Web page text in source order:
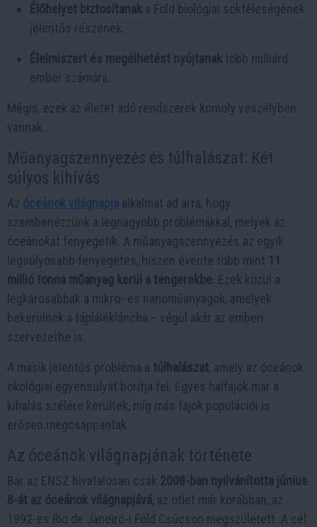
Élőhelyet biztosítanak a Föld biológiai sokféleségének
jelentős részének.
Élelmiszert és megélhetést nyújtanak több milliárd
ember számára.
Mégis, ezek az életet adó rendszerek komoly veszélyben
vannak.
Műanyagszennyezés és túlhalászat: Két
súlyos kihívás
Az óceánok világnapja alkalmat ad arra, hogy
szembenézzünk a legnagyobb problémákkal, melyek az
óceánokat fenyegetik. A műanyagszennyezés az egyik
legsúlyosabb fenyegetés, hiszen évente több mint 11
millió tonna műanyag kerül a tengerekbe . Ezek közül a
legkárosabbak a mikro- és nanoműanyagok, amelyek
bekerülnek a táplálékláncba – végül akár az emberi
szervezetbe is.
A másik jelentős probléma a túlhalászat, amely az óceánok
ökológiai egyensúlyát borítja fel. Egyes halfajok már a
kihalás szélére kerültek, míg más fajok populációi is
erősen megcsappantak.
Az óceánok világnapjának története
Bár az ENSZ hivatalosan csak 2008-ban nyilvánította június
8-át az óceánok világnapjává, az ötlet már korábban, az
1992-es Rio de Janeiró-i Föld Csúcson megszületett. A cél